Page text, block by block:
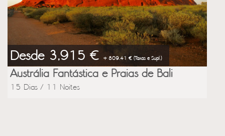
Desde 3,915 € + 809.41 € (Taxas e Supl.)
Austrália Fantástica e Praias de Bali
15 Dias / 11 Noites